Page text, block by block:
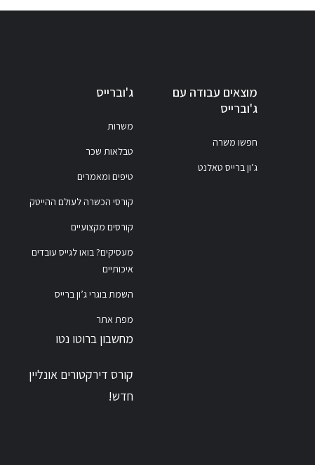
מוצאים עבודה עם
ג'וברייס
חפשו משרה
ג’ון ברייס טאלנט
ג'וברייס
משרות
טבלאות שכר
טיפים ומאמרים
קורסי הכשרה לעולם ההייטק
קורסים מקצועיים
מעסיקים? בואו לגייס עובדים
איכותיים
השמת בוגרי ג’ון ברייס
מפת אתר
מחשבון ברוטו נטו
קורס דירקטורים אונליין
חדש!